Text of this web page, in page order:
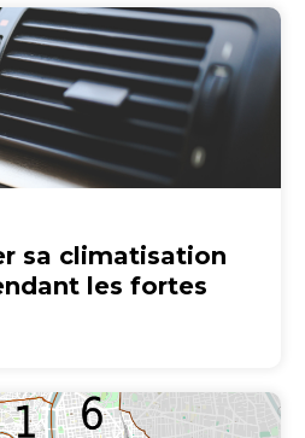
sa climatisation
les fortes